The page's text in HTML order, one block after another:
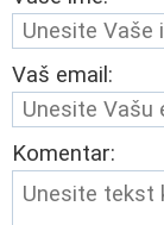
Vaš email:
Komentar: